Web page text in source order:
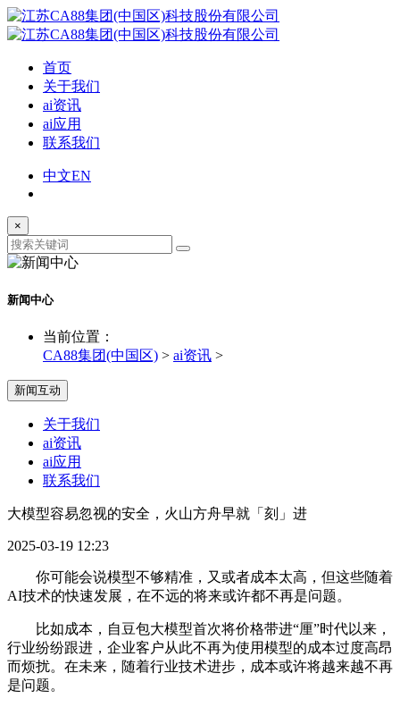
首页
关于我们
ai资讯
ai应用
联系我们
中文EN
×
新闻中心
当前位置：
CA88集团(中国区) > ai资讯 >
新闻互动
关于我们
ai资讯
ai应用
联系我们
大模型容易忽视的安全，火山方舟早就「刻」进
2025-03-19 12:23
你可能会说模型不够精准，又或者成本太高，但这些随着
AI技术的快速发展，在不远的将来或许都不再是问题。
比如成本，自豆包大模型首次将价格带进“厘”时代以来，
行业纷纷跟进，企业客户从此不再为使用模型的成本过度高昂
而烦扰。在未来，随着行业技术进步，成本或许将越来越不再
是问题。